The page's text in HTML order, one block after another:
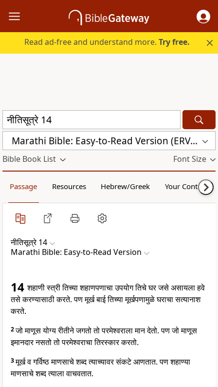
Read ad-free and understand more.Try free.
Marathi Bible: Easy-to-Read Version (ERV-MR)
Bible Book List Font Size
Passage Resources Hebrew/Greek Your Content
नीतिसूत्रे 14
Marathi Bible: Easy-to-Read Version
14शहाणी स्त्री तिच्या शहाणपणाचा उपयोग तिचे घर जसे असायला हवे
तसे करण्यासाठी करते. पण मूर्ख बाई तिच्या मूर्खपणामुळे घराचा सत्यानाश
करते.
2जो माणूस योग्य रीतीने जगतो तो परमेश्वराला मान देतो. पण जो माणूस
इमानदार नसतो तो परमेश्वराचा तिरस्कार करतो.
3मूर्ख व गर्विष्ठ माणसाचे शब्द त्याच्यावर संकटे आणतात. पण शहाण्या
माणसाचे शब्द त्याला वाचवतात.